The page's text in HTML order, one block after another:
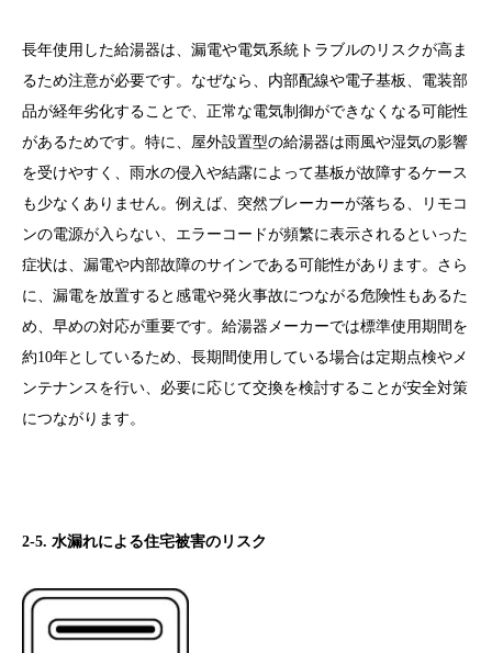
長年使用した給湯器は、漏電や電気系統トラブルのリスクが高ま
るため注意が必要です。なぜなら、内部配線や電子基板、電装部
品が経年劣化することで、正常な電気制御ができなくなる可能性
があるためです。特に、屋外設置型の給湯器は雨風や湿気の影響
を受けやすく、雨水の侵入や結露によって基板が故障するケース
も少なくありません。例えば、突然ブレーカーが落ちる、リモコ
ンの電源が入らない、エラーコードが頻繁に表示されるといった
症状は、漏電や内部故障のサインである可能性があります。さら
に、漏電を放置すると感電や発火事故につながる危険性もあるた
め、早めの対応が重要です。給湯器メーカーでは標準使用期間を
約10年としているため、長期間使用している場合は定期点検やメ
ンテナンスを行い、必要に応じて交換を検討することが安全対策
につながります。
2-5. 水漏れによる住宅被害のリスク